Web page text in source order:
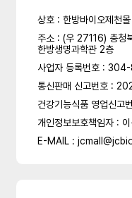
상호 : 한방바이오제천
주소 : (우 27116) 충청
한방생명과학관 2층
사업자 등록번호 :
통신판매 신고번호 :
건강기능식품 영업신
개인정보보호책임자 : 이
E-MAIL :